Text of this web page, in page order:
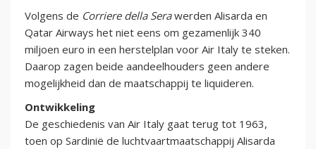
Volgens de Corriere della Serawerden Alisarda en
Qatar Airways het niet eens om gezamenlijk 340
miljoen euro in een herstelplan voor Air Italy te steken.
Daarop zagen beide aandeelhouders geen andere
mogelijkheid dan de maatschappij te liquideren.
Ontwikkeling
De geschiedenis van Air Italy gaat terug tot 1963,
toen op Sardinië de luchtvaartmaatschappij Alisarda